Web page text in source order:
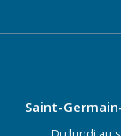
Saint-